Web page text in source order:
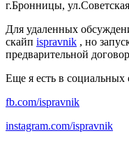
г.Бронницы,
Для удаленных
скайп ispravnik , но
предварительной
Еще я есть в социальных
fb.com/ispravnik
instagram.com/ispravnik